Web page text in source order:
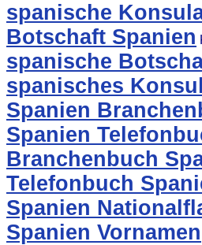
spanische
Botschaft Spanien
spanische
spanisches
Spanien
Spanien
Branchenbuch
Telefonbuch
Spanien
Spanien Vornamen